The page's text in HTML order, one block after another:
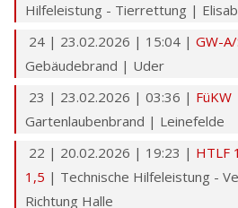
Hilfeleistung - Tierrettung |
24 | 23.02.2026 | 15:04 | GW-A/
Gebäudebrand | Uder
23 | 23.02.2026 | 03:36 | FüKW
Gartenlaubenbrand | Leinefelde
22 | 20.02.2026 | 19:23 | HTLF
1,5 | Technische Hilfeleistung -
Richtung Halle